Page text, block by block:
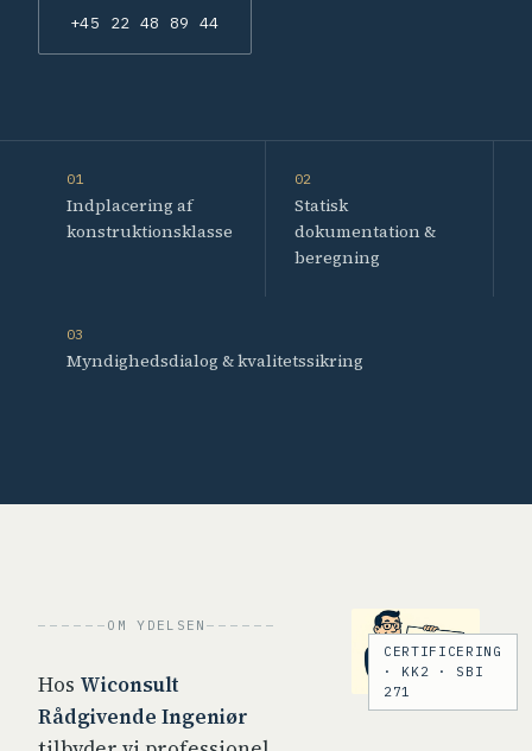
+45 22 48 89 44
01
Indplacering af
konstruktionsklasse
02
Statisk
dokumentation &
beregning
03
Myndighedsdialog & kvalitetssikring
OM YDELSEN
Hos Wiconsult
Rådgivende Ingeniør
CERTIFICERING
· KK2 · SBI
271